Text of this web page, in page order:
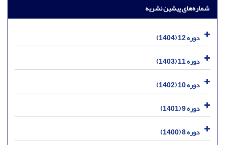
شماره‌های پیشین نشریه
دوره 12 (1404)
دوره 11 (1403)
دوره 10 (1402)
دوره 9 (1401)
دوره 8 (1400)